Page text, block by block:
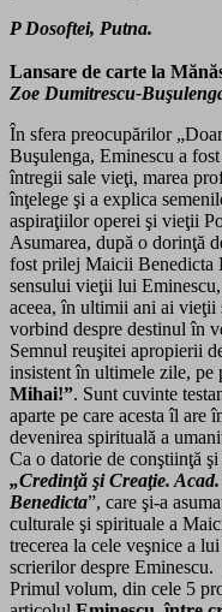
P Dosoftei, Putna.
Lansare de carte la
Zoe Dumitrescu-
În sfera preocupărilor
Buşulenga, Eminescu a
întregii sale vieţi, marea
înţelege şi a explica
aspiraţiilor operei şi vieţii
Asumarea, după o dorinţă
fost prilej Maicii Benedicta
sensului vieţii lui
aceea, în ultimii ani ai vieţii
vorbind despre destinul în
Semnul reuşitei apropierii
insistent în ultimele zile, pe
Mihai!”. Sunt cuvinte
aparte pe care acesta îl are
devenirea spirituală a
Ca o datorie de conştiinţă
„Credinţă şi Creaţie.
Benedicta”, care şi-a
culturale şi spirituale a
trecerea la cele veşnice a
scrierilor despre Eminescu.
Primul volum, din cele 5